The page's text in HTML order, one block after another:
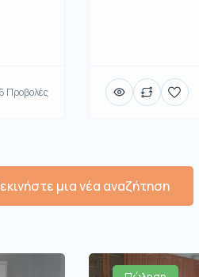
Προβολές
μια νέα αναζήτηση